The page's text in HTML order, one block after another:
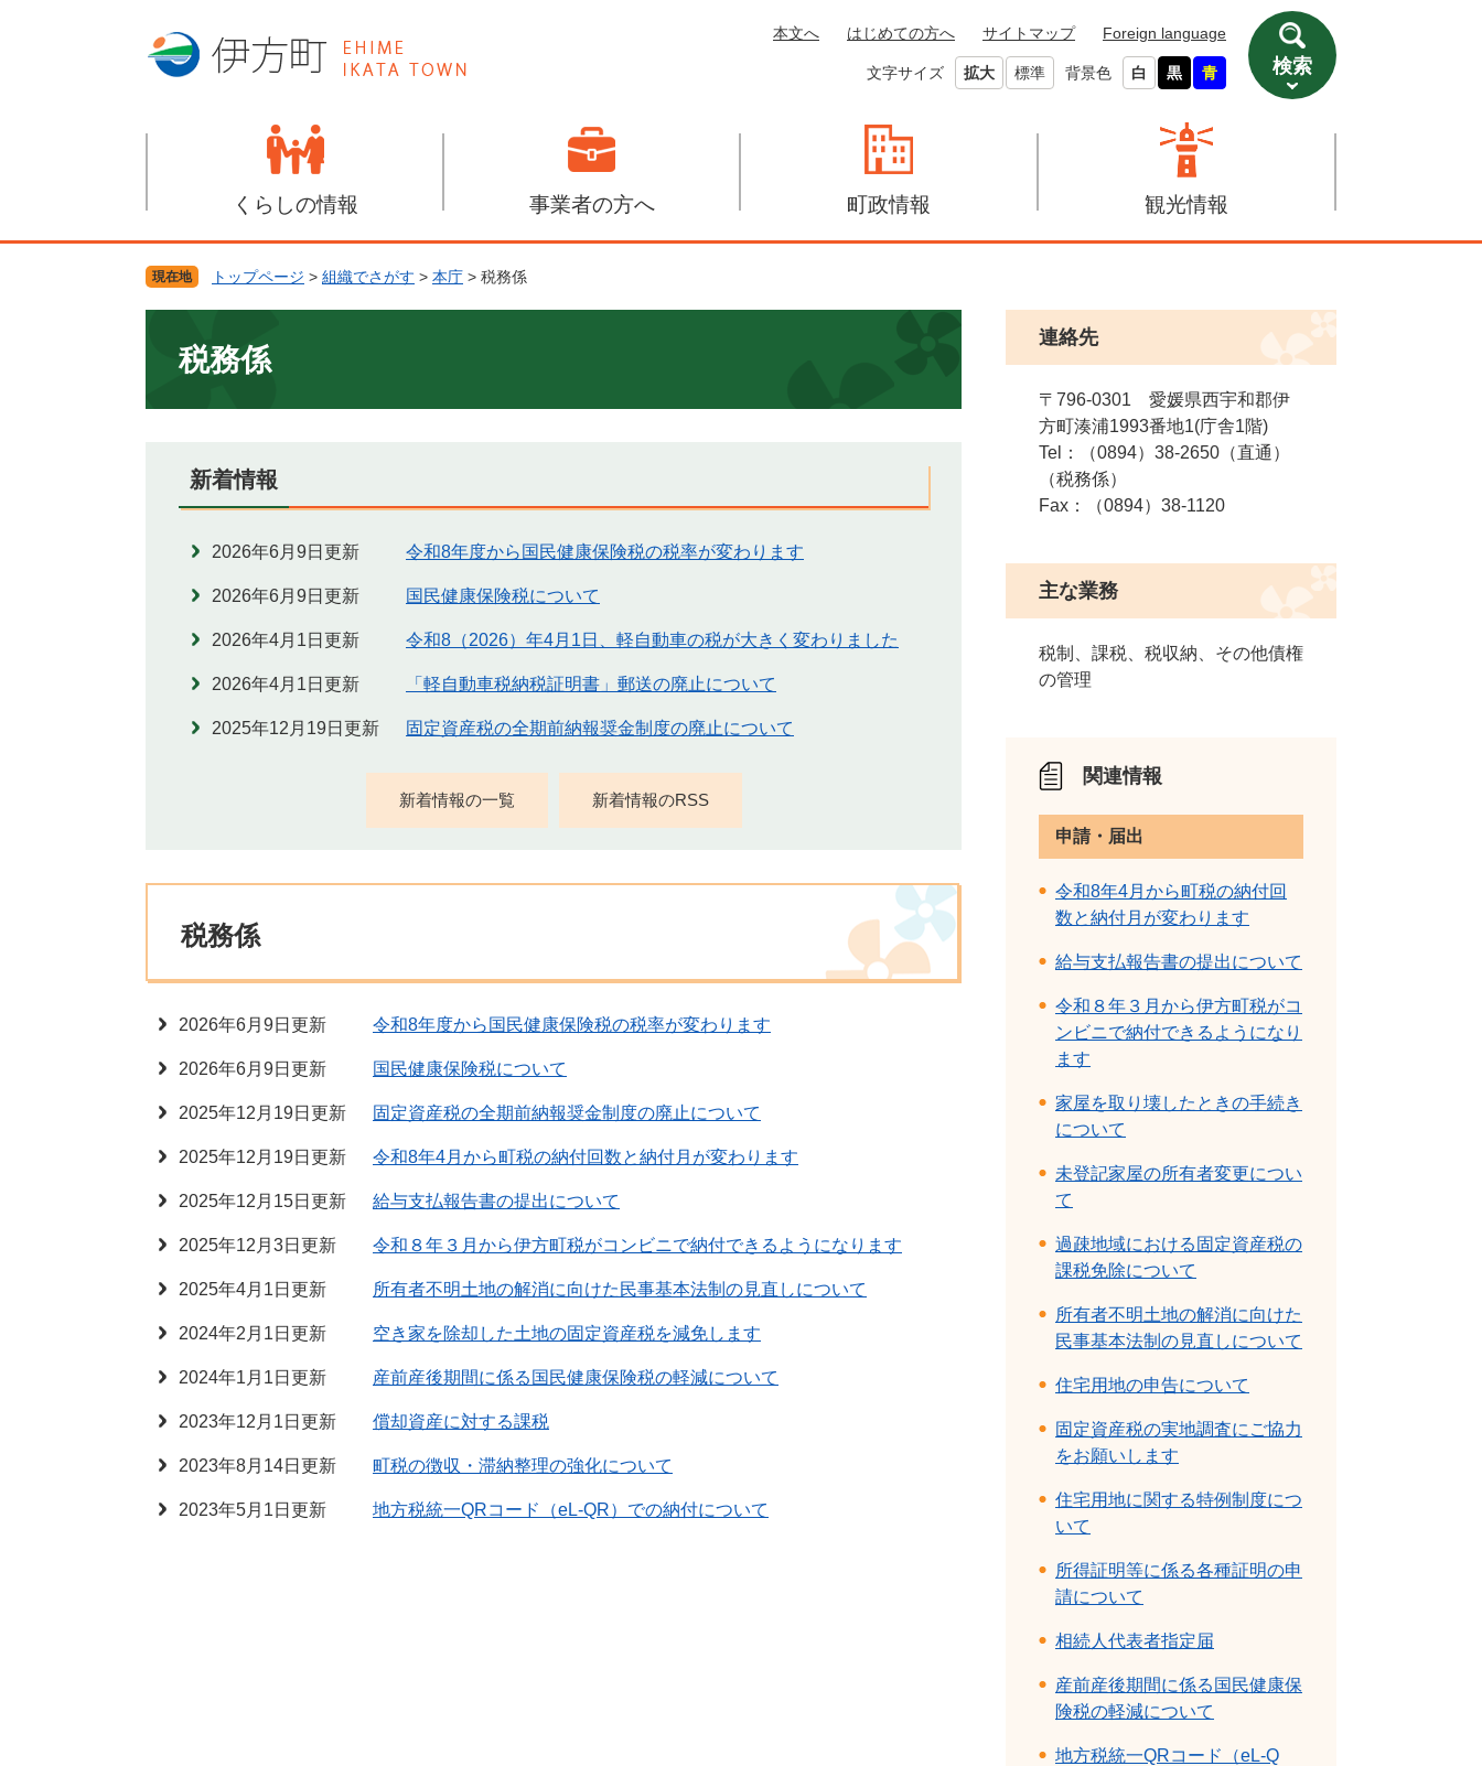
本文へ はじめての方へ サイトマップ Foreign language
文字サイズ 拡大 標準 背景色 白 黒 青 検索
くらしの情報 事業者の方へ 町政情報 観光情報
現在地 トップページ > 組織でさがす > 本庁 > 税務係
税務係
新着情報
2026年6月9日更新 令和8年度から国民健康保険税の税率が変わります
2026年6月9日更新 国民健康保険税について
2026年4月1日更新 令和8（2026）年4月1日、軽自動車の税が大きく変わりました
2026年4月1日更新 「軽自動車税納税証明書」郵送の廃止について
2025年12月19日更新 固定資産税の全期前納報奨金制度の廃止について
新着情報の一覧 新着情報のRSS
税務係
2026年6月9日更新 令和8年度から国民健康保険税の税率が変わります
2026年6月9日更新 国民健康保険税について
2025年12月19日更新 固定資産税の全期前納報奨金制度の廃止について
2025年12月19日更新 令和8年4月から町税の納付回数と納付月が変わります
2025年12月15日更新 給与支払報告書の提出について
2025年12月3日更新 令和８年３月から伊方町税がコンビニで納付できるようになります
2025年4月1日更新 所有者不明土地の解消に向けた民事基本法制の見直しについて
2024年2月1日更新 空き家を除却した土地の固定資産税を減免します
2024年1月1日更新 産前産後期間に係る国民健康保険税の軽減について
2023年12月1日更新 償却資産に対する課税
2023年8月14日更新 町税の徴収・滞納整理の強化について
2023年5月1日更新 地方税統一QRコード（eL-QR）での納付について
連絡先
〒796-0301 愛媛県西宇和郡伊
方町湊浦1993番地1(庁舎1階)
Tel：（0894）38-2650（直通）
税務係
Fax：（0894）38-1120
主な業務
税制、課税、税収納、その他債権
の管理
関連情報
申請・届出
令和8年4月から町税の納付回
数と納付月が変わります
給与支払報告書の提出について
令和８年３月から伊方町税がコ
ンビニで納付できるようになり
ます
家屋を取り壊したときの手続き
について
未登記家屋の所有者変更につい
て
過疎地域における固定資産税の
課税免除について
所有者不明土地の解消に向けた
民事基本法制の見直しについて
住宅用地の申告について
固定資産税の実地調査にご協力
をお願いします
住宅用地に関する特例制度につ
いて
所得証明等に係る各種証明の申
請について
相続人代表者指定届
産前産後期間に係る国民健康保
険税の軽減について
地方税統一QRコード（eL-Q